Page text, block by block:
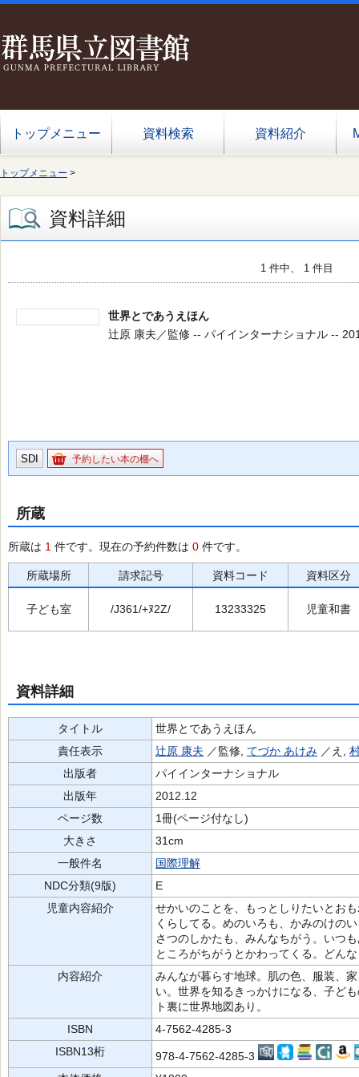
トップメニュー 資料検索 資料紹介
トップメニュー >
資料詳細
1 件中、 1 件目
世界とであうえほん
辻原 康夫／監修 -- パイインターナショナル --
SDI 予約したい本の棚へ
所蔵
所蔵は 1 件です。現在の予約件数は 0 件です。
所蔵場所 請求記号 資料コード 資料区分
子ども室 /J361/+ﾇ2Z/ 13233325 児童和書
資料詳細
タイトル
世界とであうえほん
責任表示
辻原 康夫 ／監修, てづか あけみ ／え,
出版者
パイインターナショナル
出版年
2012.12
ページ数
1冊(ページ付なし)
大きさ
31cm
一般件名
国際理解
NDC分類(9版)
E
児童内容紹介
せかいのことを、もっとしりたいとお
くらしてる。めのいろも、かみのけの
さつのしかたも、みんなちがう。いつ
ところがちがうとかわってくる。どん
内容紹介
みんなが暮らす地球。肌の色、服装、
い。世界を知るきっかけになる、子ど
ト裏に世界地図あり。
ISBN
4-7562-4285-3
ISBN13桁
978-4-7562-4285-3